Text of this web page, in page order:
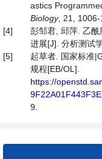
astics
Biology, 21, 1006-
[4]
彭邹君, 邱萍. 乙
进展[J]. 分析测试
[5]
起草者. 国家标准
规程[EB/OL].
https://
9.